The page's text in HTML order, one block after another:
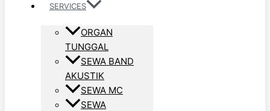
SERVICES
ORGAN
TUNGGAL
SEWA BAND
AKUSTIK
SEWA MC
SEWA